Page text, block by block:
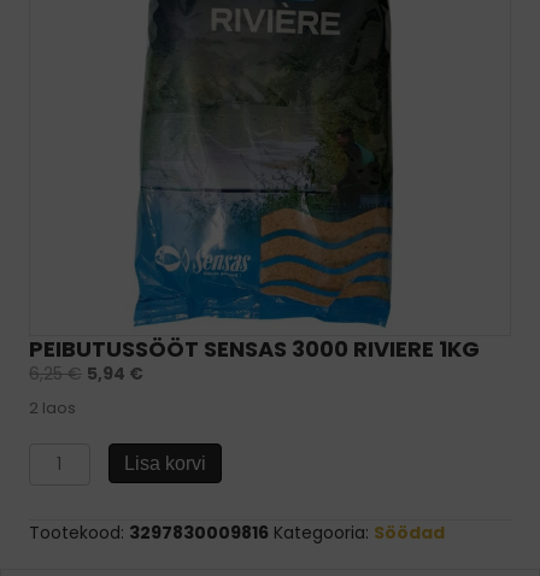
PEIBUTUSSÖÖT SENSAS 3000 RIVIERE 1KG
6,25€ 5,94 €
2 laos
Peibutussööt
RIVIERE
Lisa korvi
Tootekood: 3297830009816 Kategooria: Söödad